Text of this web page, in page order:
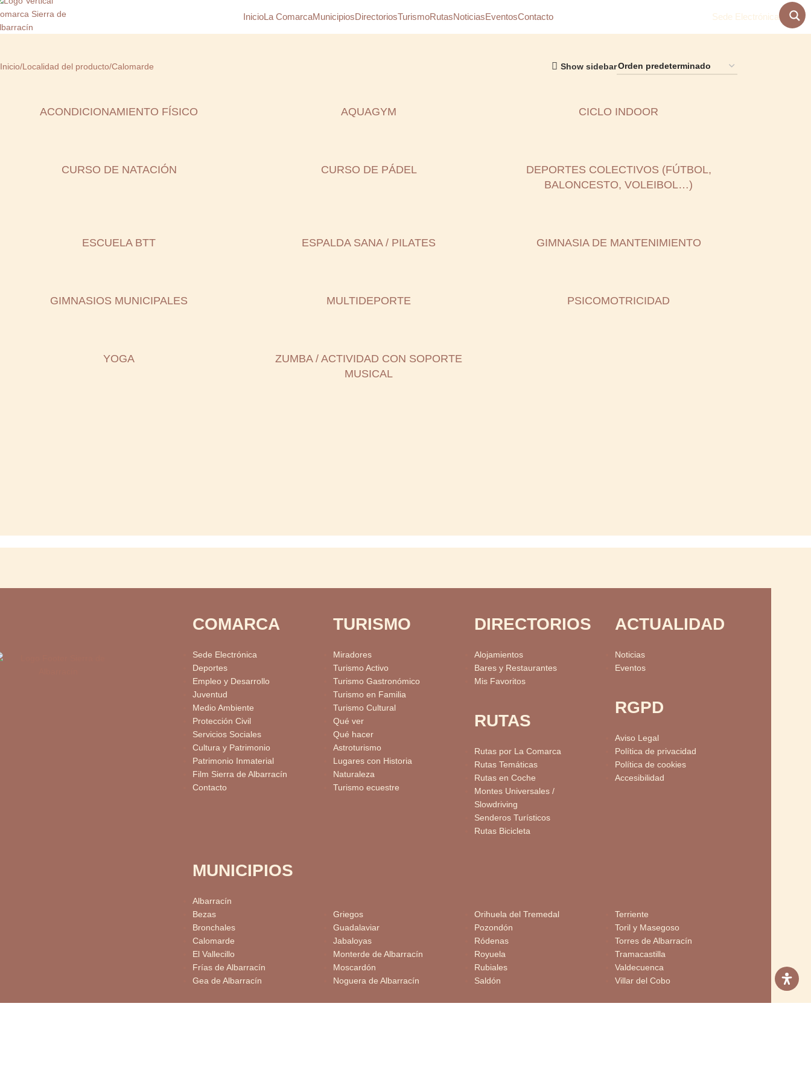
InicioLa ComarcaMunicipiosDirectoriosTurismoRutasNoticiasEventosContacto Sede Electrónica
Inicio Localidad del producto Calomarde Show sidebar
ACONDICIONAMIENTO FÍSICO AQUAGYM CICLO INDOOR
CURSO DE NATACIÓN CURSO DE PÁDEL
DEPORTES COLECTIVOS (FÚTBOL,
BALONCESTO, VOLEIBOL…)
ESCUELA BTT ESPALDA SANA / PILATES GIMNASIA DE MANTENIMIENTO
GIMNASIOS MUNICIPALES MULTIDEPORTE PSICOMOTRICIDAD
YOGA
ZUMBA / ACTIVIDAD CON SOPORTE
MUSICAL
COMARCA
Sede Electrónica
Deportes
Empleo y Desarrollo
Juventud
Medio Ambiente
Protección Civil
Servicios Sociales
Cultura y Patrimonio
Patrimonio Inmaterial
Film Sierra de Albarracín
Contacto
TURISMO
Miradores
Turismo Activo
Turismo Gastronómico
Turismo en Familia
Turismo Cultural
Qué ver
Qué hacer
Astroturismo
Lugares con Historia
Naturaleza
Turismo ecuestre
DIRECTORIOS
Alojamientos
Bares y Restaurantes
Mis Favoritos
RUTAS
Rutas por La Comarca
Rutas Temáticas
Rutas en Coche
Montes Universales /
Slowdriving
Senderos Turísticos
Rutas Bicicleta
ACTUALIDAD
Noticias
Eventos
RGPD
Aviso Legal
Política de privacidad
Política de cookies
Accesibilidad
MUNICIPIOS
Albarracín
Bezas
Bronchales
Calomarde
El Vallecillo
Frías de Albarracín
Gea de Albarracín
Griegos
Guadalaviar
Jabaloyas
Monterde de Albarracín
Moscardón
Noguera de Albarracín
Orihuela del Tremedal
Pozondón
Ródenas
Royuela
Rubiales
Saldón
Terriente
Toril y Masegoso
Torres de Albarracín
Tramacastilla
Valdecuenca
Villar del Cobo